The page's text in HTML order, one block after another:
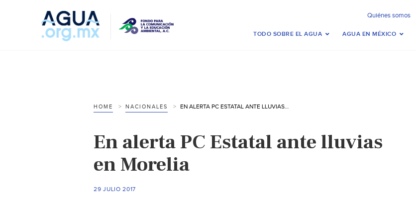
Quiénes somos
TODO SOBRE EL AGUA AGUA EN MÉXICO
HOME NACIONALES EN ALERTA PC ESTATAL ANTE LLUVIAS EN MORELIA
En alerta PC Estatal ante lluvias
en Morelia
29 JULIO 2017